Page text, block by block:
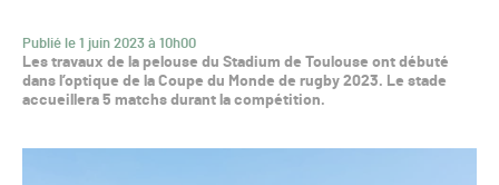
Publié le 1 juin 2023 à 10h00
Les travaux de la pelouse du Stadium de Toulouse ont débuté
dans l’optique de la Coupe du Monde de rugby 2023. Le stade
accueillera 5 matchs durant la compétition.